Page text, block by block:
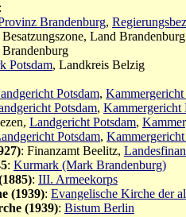
:
Brandenburg,
Land Brandenburg
Potsdam, Landkreis Belzig
Potsdam,
Potsdam, Kammergericht
Landgericht Potsdam,
Potsdam,
: Finanzamt Beelitz,
: Kurmark (Mark Brandenburg)
: III. Armeekorps
(1939): Evangelische Kirche der
(1939): Bistum Berlin